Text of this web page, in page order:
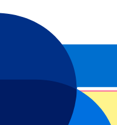
nuestra
Declaración de